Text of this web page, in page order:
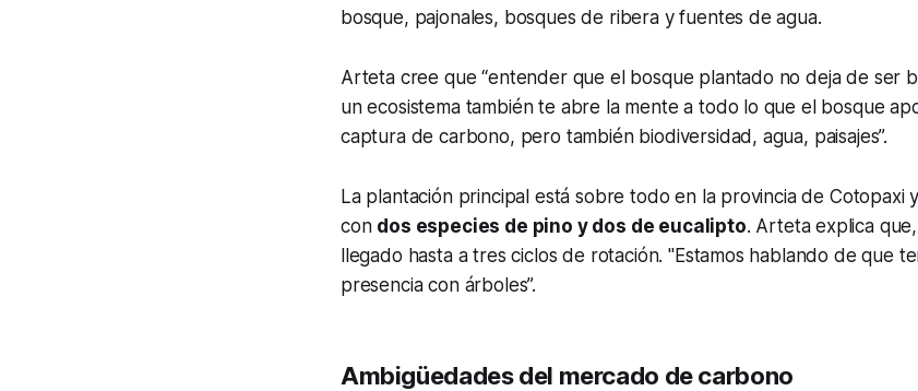
bosque, pajonales, bosques de ribera y fuentes de agua.
Arteta cree que “entender que el bosque plantado no deja de ser
un ecosistema también te abre la mente a todo lo que el bosque
captura de carbono, pero también biodiversidad, agua, paisajes”.
La plantación principal está sobre todo en la provincia de Cotopaxi
con dos especies de pino y dos de eucalipto. Arteta explica
llegado hasta a tres ciclos de rotación. "Estamos hablando de que
presencia con árboles”.
Ambigüedades del mercado de carbono